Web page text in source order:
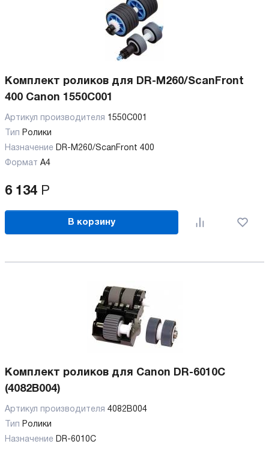
Комплект роликов для DR-M260/ScanFront
400 Canon 1550С001
Артикул производителя 1550С001
Тип Ролики
Назначение DR-M260/ScanFront 400
Формат А4
6 134 Р
В корзину
Комплект роликов для Canon DR-6010C
(4082B004)
Артикул производителя 4082B004
Тип Ролики
Назначение DR-6010C